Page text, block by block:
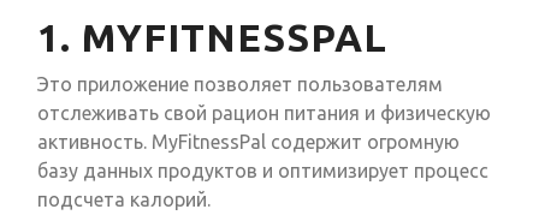
1. MYFITNESSPAL
Это приложение позволяет пользователям
отслеживать свой рацион питания и физическую
активность. MyFitnessPal содержит огромную
базу данных продуктов и оптимизирует процесс
подсчета калорий.